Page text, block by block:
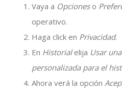
Vaya a Opcioneso
operativo.
Haga click en Privacidad.
En Historialelija Usar
personalizada para el
Ahora verá la opción